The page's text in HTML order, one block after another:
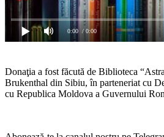
Donaţia a fost făcută de Biblioteca
Brukenthal din Sibiu, în parteneriat cu
cu Republica Moldova a Guvernului